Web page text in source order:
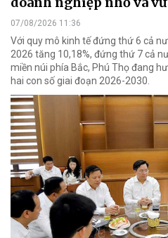
07/08/2026 11:36
Với quy mô kinh tế đứng thứ 6 cả
2026 tăng 10,18%, đứng thứ 7 cả
miền núi phía Bắc, Phú Thọ đang
hai con số giai đoạn 2026-2030.